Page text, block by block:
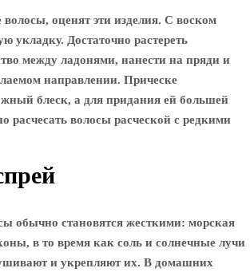
волосы, оценят эти изделия. С воском
укладку. Достаточно растереть
между ладонями, нанести на пряди и
направлении. Прическе
блеск, а для придания ей большей
расчесать волосы расческой с редкими
обычно становятся жесткими: морская
в то время как соль и солнечные лучи
и укрепляют их. В домашних